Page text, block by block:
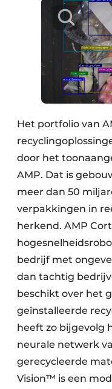
Het portfolio van
door het
AMP. Dat is
meer dan 50
verpakkingen in
herkend. AMP
bedrijf met
dan tachtig
beschikt over het
geïnstalleerde
heeft zo bijgevolg
neurale netwerk
gerecycleerde
Vision™ is een